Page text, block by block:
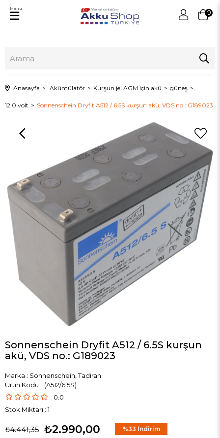
0
Menu
Anasayfa Akümülatör Kurşun jel AGM için akü güneş
12.0 volt Sonnenschein Dryfit A512 / 6.5S kurşun akü, VDS no.: G189023
Sonnenschein Dryfit A512 / 6.5S kurşun
akü, VDS no.: G189023
Marka : Sonnenschein, Tadiran
(A512/6.5S)
0.0
Stok Miktarı : 1
₺4.441,35 ₺2.990,00 %33 İndirim